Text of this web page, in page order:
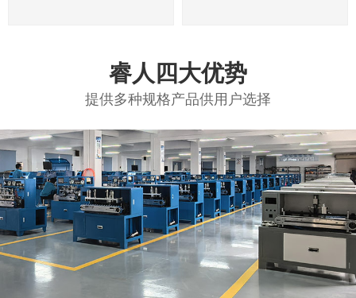
睿人四大优势
提供多种规格产品供用户选择